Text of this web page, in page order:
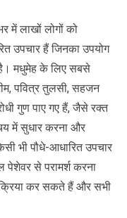
में लाखों लोगों को
उपचार हैं जिनका उपयोग
मधुमेह के लिए सबसे
पवित्र तुलसी, सहजन
गुण पाए गए हैं, जैसे रक्त
में सुधार करना और
भी पौधे-आधारित उपचार
से परामर्श करना
क्रिया कर सकते हैं और सभी